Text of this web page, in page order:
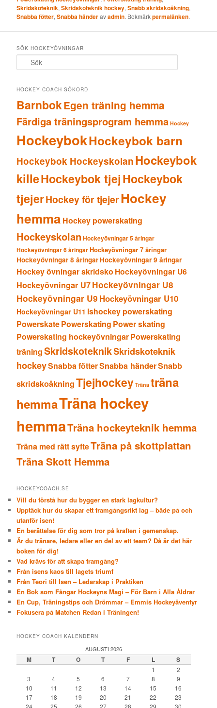
Skridskoteknik,Skridskoteknik hockey,Snabb skridskoåkning,
Snabba fötter,Snabba händeravadmin. Bokmärkpermalänken.
SÖK HOCKEYÖVNINGAR
ö
HOCKEY COACH SÖKORD
BarnbokEgen träning hemma
Färdiga träningsprogram hemma Hockey
HockeybokHockeybok barn
Hockeybok HockeyskolanHockeybok
killeHockeybok tjejHockeybok
tjejerHockey för tjejerHockey
hemma Hockey powerskating
Hockeyskolan Hockeyövningar 5 åringar
Hockeyövningar 6 åringarHockeyövningar 7 åringar
Hockeyövningar 8 åringar Hockeyövningar 9 åringar
Hockey övningar skridsko Hockeyövningar U6
Hockeyövningar U7Hockeyövningar U8
Hockeyövningar U9 Hockeyövningar U10
Hockeyövningar U11 Ishockey powerskating
PowerskatePowerskating Power skating
Powerskating hockeyövningarPowerskating
träningSkridskoteknikSkridskoteknik
hockeySnabba fötterSnabba händerSnabb
skridskoåkningTjejhockey Träna träna
hemmaTräna hockey
hemmaTräna hockeyteknik hemma
Träna med rätt syfteTräna på skottplattan
Träna Skott Hemma
HOCKEYCOACH.SE
Vill du förstå hur du bygger en stark lagkultur?
Upptäck hur du skapar ett framgångsrikt lag – både på och
utanför isen!
En berättelse för dig som tror på kraften i gemenskap.
Är du tränare, ledare eller en del av ett team? Då är det här
boken för dig!
Vad krävs för att skapa framgång?
Från isens kaos till lagets triumf
Från Teori till Isen – Ledarskap i Praktiken
En Bok som Fångar Hockeyns Magi – För Barn i Alla Åldrar
En Cup, Träningstips och Drömmar – Emmis Hockeyäventyr
Fokusera på Matchen Redan i Träningen!
HOCKEY COACH KALENDERN
AUGUSTI 2026
M T O T F L S
1
2
3
4 5 6 7 8
9
10
11 12 13 14 15
16
17
18 19 20 21 22
23